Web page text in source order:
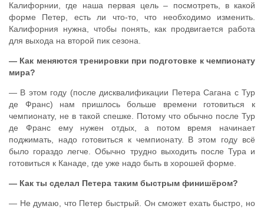
Калифорнии, где наша первая цель – посмотреть, в какой
форме Петер, есть ли что-то, что необходимо изменить.
Калифорния нужна, чтобы понять, как продвигается работа
для выхода на второй пик сезона.
— Как меняются тренировки при подготовке к чемпионату
мира?
— В этом году (после дисквалификации Петера Сагана с Тур
де Франс) нам пришлось больше времени готовиться к
чемпионату, не в такой спешке. Потому что обычно после Тур
де Франс ему нужен отдых, а потом время начинает
поджимать, надо готовиться к чемпионату. В этом году всё
было гораздо легче. Обычно трудно выходить после Тура и
готовиться к Канаде, где уже надо быть в хорошей форме.
— Как ты сделал Петера таким быстрым финишёром?
— Не думаю, что Петер быстрый. Он сможет ехать быстро, но